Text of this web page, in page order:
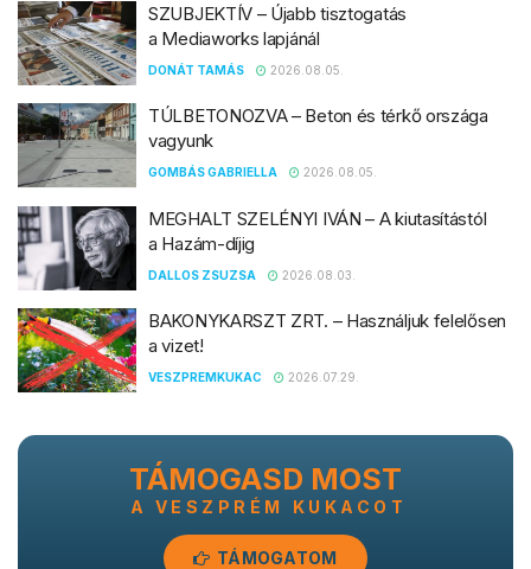
SZUBJEKTÍV – Újabb tisztogatás
a Mediaworks lapjánál
DONÁT TAMÁS 2026.08.05.
TÚLBETONOZVA – Beton és térkő országa
vagyunk
GOMBÁS GABRIELLA 2026.08.05.
MEGHALT SZELÉNYI IVÁN – A kiutasítástól
a Hazám-díjig
DALLOS ZSUZSA 2026.08.03.
BAKONYKARSZT ZRT. – Használjuk felelősen
a vizet!
VESZPREMKUKAC 2026.07.29.
TÁMOGASD MOST
A VESZPRÉM KUKACOT
TÁMOGATOM